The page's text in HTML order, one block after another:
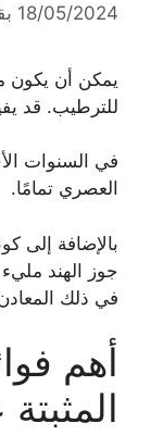
18/05/2024
يمكن أن يكون
للترطيب. قد
في السنوات
العصري تمامًا.
بالإضافة إلى
جوز الهند مليء
في ذلك
أهم
المثبتة